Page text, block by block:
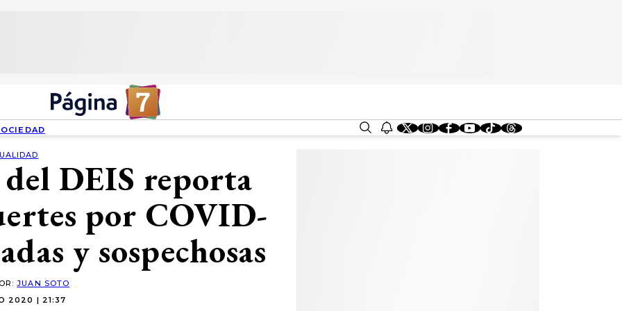
DEIS reporta
por COVID-
y sospechosas
JUAN SOTO
2020 | 21:37